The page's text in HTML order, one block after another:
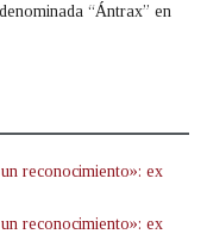
“Ántrax” en
reconocimiento»: ex
reconocimiento»: ex